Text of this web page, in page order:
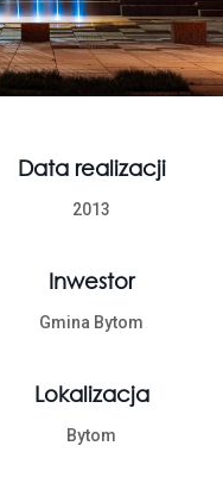
Data realizacji
2013
Inwestor
Gmina Bytom
Lokalizacja
Bytom